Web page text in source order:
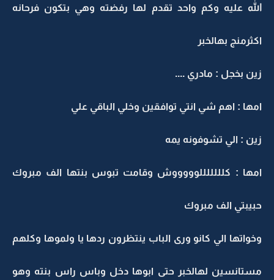
الله عليه وكم واحد تقدم لها رفضته وهي بتكون فرحانه
اكثرمنج بهالخبر
زين بخجل : مادري ....
امها : اهم شي انتي توافقين وخلي الباقي علي
زين : الي تشوفونه يمه
امها : كلللللللوووووش وقامت تبوس بنتها الف مبروك
حبيبتي الف مبروك
وخواتها الي كانو ورى الباب ينتظرون ردها يا ولموها وكلهم
مستانسين لهالخبر حتى ابوها دخل وباس راس بنته وهو